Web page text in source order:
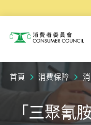
消費者委員會
首頁 消費保障
「三聚氰